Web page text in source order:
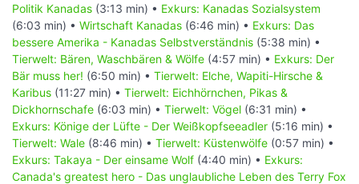
Politik Kanadas (3:13 min) • Exkurs: Kanadas Sozialsystem
(6:03 min) • Wirtschaft Kanadas (6:46 min) • Exkurs: Das
bessere Amerika - Kanadas Selbstverständnis (5:38 min) •
Tierwelt: Bären, Waschbären & Wölfe (4:57 min) • Exkurs: Der
Bär muss her! (6:50 min) • Tierwelt: Elche, Wapiti-Hirsche &
Karibus (11:27 min) • Tierwelt: Eichhörnchen, Pikas &
Dickhornschafe (6:03 min) • Tierwelt: Vögel (6:31 min) •
Exkurs: Könige der Lüfte - Der Weißkopfseeadler (5:16 min) •
Tierwelt: Wale (8:46 min) • Tierwelt: Küstenwölfe (0:57 min) •
Exkurs: Takaya - Der einsame Wolf (4:40 min) • Exkurs:
Canada's greatest hero - Das unglaubliche Leben des Terry Fox